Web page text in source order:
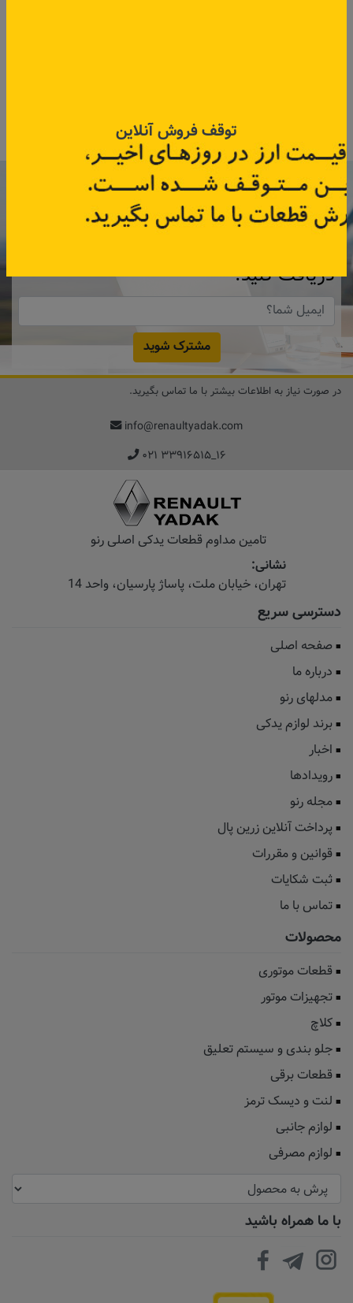
اطلاعات بیشتر اطلاعات بیشتر
با عضویت در خبرنامه رنویدک
همین حالا ۱۵ هزار تومان کد‌تخفیف خرید
دریافت کنید.
مشترک شوید
در صورت نیاز به اطلاعات بیشتر با ما تماس بگیرید.
info@renaultyadak.com
۰۲۱ ۳۳۹۱۶۵۱۵_۱۶
تامین مداوم قطعات یدکی اصلی رنو
نشانی:
تهران، خیابان‌ ملت، پاساژ‌ پارسیان، واحد 14
دسترسی سریع
صفحه اصلی
درباره ما
مدلهای رنو
برند لوازم یدکی
اخبار
رویدادها
مجله رنو
پرداخت آنلاین زرین پال
قوانین و مقررات
ثبت شکایات
تماس با ما
محصولات
قطعات موتوری
تجهیزات موتور
کلاچ
جلو بندی و سیستم تعلیق
قطعات برقی
لنت و دیسک ترمز
لوازم جانبی
لوازم مصرفی
با ما همراه باشید
توقف فروش آنلاین